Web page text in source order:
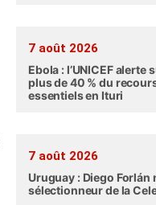
7 août 2026
Ebola : l’UNICEF alerte
plus de 40 % du
essentiels en Ituri
7 août 2026
Uruguay : Diego Forlán
sélectionneur de la